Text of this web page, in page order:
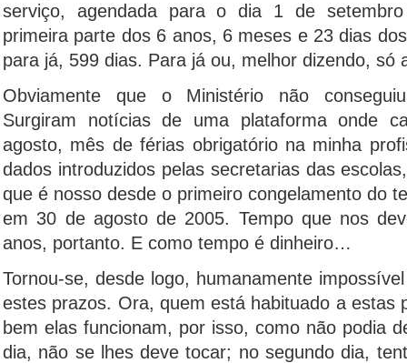
serviço, agendada para o dia 1 de
primeira parte dos 6 anos, 6 meses e 23 dias
para já, 599 dias. Para já ou, melhor dizendo, só
Obviamente que o Ministério não
Surgiram notícias de uma plataforma onde
agosto, mês de férias obrigatório na minha
dados introduzidos pelas secretarias das
que é nosso desde o primeiro congelamento do
em 30 de agosto de 2005. Tempo que nos
anos, portanto. E como tempo é dinheiro…
Tornou-se, desde logo, humanamente
estes prazos. Ora, quem está habituado a estas
bem elas funcionam, por isso, como não podia
dia, não se lhes deve tocar; no segundo dia,